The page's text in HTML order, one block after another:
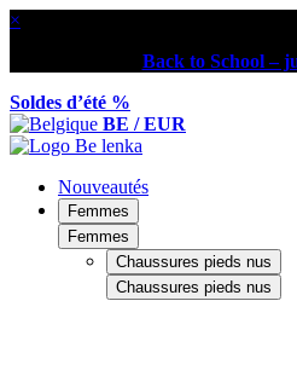
×
Back to School –
Soldes d’été %
BE / EUR
Nouveautés
Femmes
Femmes
Chaussures pieds nus
Chaussures pieds nus